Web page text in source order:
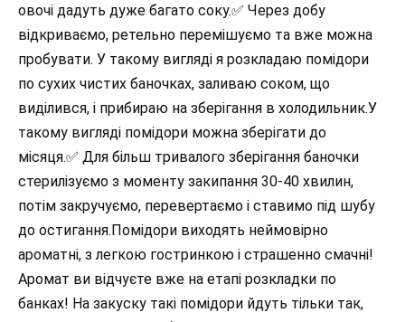
овочі дадуть дуже багато соку.✅ Через добу
відкриваємо, ретельно перемішуємо та вже можна
пробувати. У такому вигляді я розкладаю помідори
по сухих чистих баночках, заливаю соком, що
виділився, і прибираю на зберігання в холодильник.У
такому вигляді помідори можна зберігати до
місяця.✅ Для більш тривалого зберігання баночки
стерилізуємо з моменту закипання 30-40 хвилин,
потім закручуємо, перевертаємо і ставимо під шубу
до остигання.Помідори виходять неймовірно
ароматні, з легкою гостринкою і страшенно смачні!
Аромат ви відчуєте вже на етапі розкладки по
банках! На закуску такі помідори йдуть тільки так,